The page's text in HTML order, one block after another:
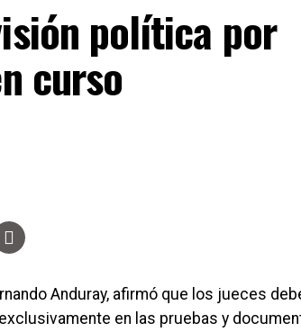
millones de dólares, monto
contribuye a mantener la estabilidad
internacionales y garantiza la
económico adverso.
aunque advirtió que estas medidas
política por
curso
Anduray, afirmó que los jueces
en las pruebas y